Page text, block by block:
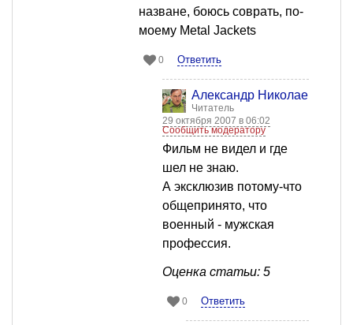
назване, боюсь соврать, по-
моему Metal Jackets
0 Ответить
Александр Николаев
Читатель
29 октября 2007 в 06:02
Сообщить модератору
Фильм не видел и где
шел не знаю.
А эксклюзив потому-что
общепринято, что
военный - мужская
профессия.
Оценка статьи: 5
0 Ответить